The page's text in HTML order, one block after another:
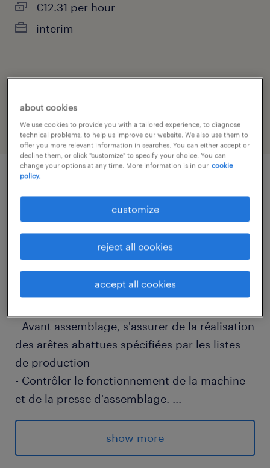
€12.31 per hour
interim
manufacturing & production
job details
descriptif du poste
ous travaillerez sur une chaîne de production
au poste d'assembleur-contrôleur :
- Avant assemblage, s'assurer de la réalisation
des arêtes abattues spécifiées par les listes
de production
- Contrôler le fonctionnement de la machine
et de la presse d'assemblage. ...
- Contrôler le fonctionnement de la butyleuse
automatique sur la ligne 3,4 et 5
- S'assurer du bon positionnement des
show more
about cookies
We use cookies to provide you with a tailored experience, to diagnose
technical problems, to help us improve our website. We also use them to
offer you more relevant information in searches. You can either accept or
decline them, or click "customize" to specify your choice. You can
change your options at any time. More information is in our cookie
policy.
customize
reject all cookies
accept all cookies